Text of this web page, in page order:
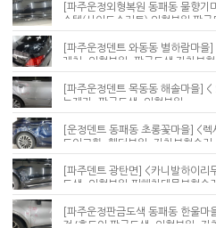
[파주운정외형복원 동패동 물향
스텝(사이드스커트) 외형복원 판금
[파주운정덴트 와동동 별하람마
래치, 외형복원, 판금도색 자차보험
[파주운정덴트 목동동 해솔마을]
녹제거, 판금도색, 외형복원
[운정덴트 동패동 초롱꽃마을] <
도어교환, 휀더복원, 자차보험수리
[파주덴트 광탄면] <카니발하이리
도색, 외형복원,피해차대물보험수
[파주운정판금도색 동패동 한울
전/후도어 판금도색, 외형복원, 자